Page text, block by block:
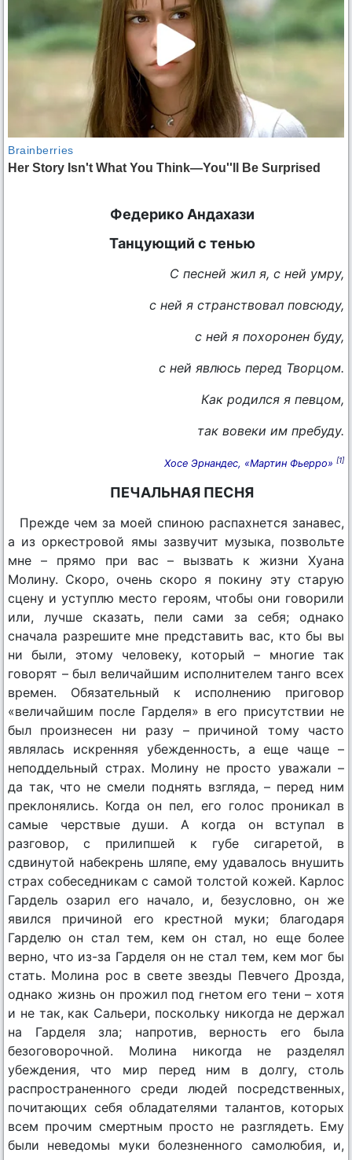
Федерико Андахази
Танцующий с тенью
С песней жил я, с ней умру,
с ней я странствовал повсюду,
с ней я похоронен буду,
с ней явлюсь перед Творцом.
Как родился я певцом,
так вовеки им пребуду.
Хосе Эрнандес, «Мартин Фьерро» [1]
ПЕЧАЛЬНАЯ ПЕСНЯ
Прежде чем за моей спиною распахнется занавес,
а из оркестровой ямы зазвучит музыка, позвольте
мне – прямо при вас – вызвать к жизни Хуана
Молину. Скоро, очень скоро я покину эту старую
сцену и уступлю место героям, чтобы они говорили
или, лучше сказать, пели сами за себя; однако
сначала разрешите мне представить вас, кто бы вы
ни были, этому человеку, который – многие так
говорят – был величайшим исполнителем танго всех
времен. Обязательный к исполнению приговор
«величайшим после Гарделя» в его присутствии не
был произнесен ни разу – причиной тому часто
являлась искренняя убежденность, а еще чаще –
неподдельный страх. Молину не просто уважали –
да так, что не смели поднять взгляда, – перед ним
преклонялись. Когда он пел, его голос проникал в
самые черствые души. А когда он вступал в
разговор, с прилипшей к губе сигаретой, в
сдвинутой набекрень шляпе, ему удавалось внушить
страх собеседникам с самой толстой кожей. Карлос
Гардель озарил его начало, и, безусловно, он же
явился причиной его крестной муки; благодаря
Гарделю он стал тем, кем он стал, но еще более
верно, что из-за Гарделя он не стал тем, кем мог бы
стать. Молина рос в свете звезды Певчего Дрозда,
однако жизнь он прожил под гнетом его тени – хотя
и не так, как Сальери, поскольку никогда не держал
на Гарделя зла; напротив, верность его была
безоговорочной. Молина никогда не разделял
убеждения, что мир перед ним в долгу, столь
распространенного среди людей посредственных,
почитающих себя обладателями талантов, которых
всем прочим смертным просто не разглядеть. Ему
были неведомы муки болезненного самолюбия, и,